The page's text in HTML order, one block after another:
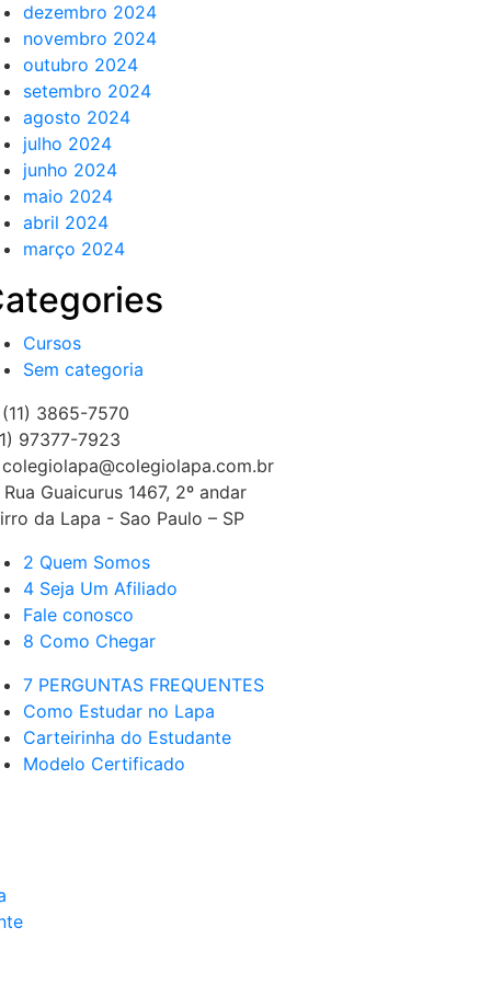
dezembro 2024
novembro 2024
outubro 2024
setembro 2024
agosto 2024
julho 2024
junho 2024
maio 2024
abril 2024
março 2024
Cursos
Sem categoria
3865-7570
97377-7923
Rua Guaicurus 1467, 2º andar
da Lapa - Sao Paulo – SP
2 Quem Somos
4 Seja Um Afiliado
Fale conosco
8 Como Chegar
7 PERGUNTAS FREQUENTES
Como Estudar no Lapa
Carteirinha do Estudante
Modelo Certificado